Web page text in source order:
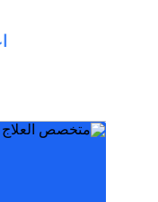
للقضاء على
نضلك في الحال